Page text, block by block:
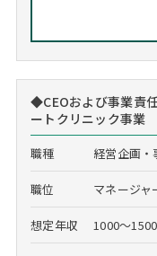
◆CEOおよび事業責
ートクリニック事業
職種 経営企画
職位 マネージャ
想定年収 1000～